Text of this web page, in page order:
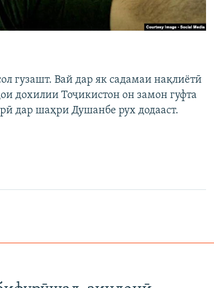
гузашт. Вай дар як садамаи нақлиётӣ
дохилии Тоҷикистон он замон гуфта
дар шаҳри Душанбе рух додааст.